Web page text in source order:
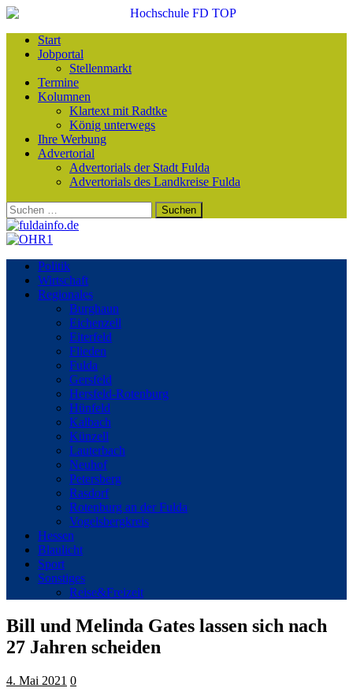
Start
Jobportal
Stellenmarkt
Termine
Kolumnen
Klartext mit Radtke
König unterwegs
Ihre Werbung
Advertorial
Advertorials der Stadt Fulda
Advertorials des Landkreise Fulda
Suchen
nach:
Politik
Wirtschaft
Regionales
Burghaun
Eichenzell
Eiterfeld
Flieden
Fulda
Gersfeld
Hersfeld-Rotenburg
Hünfeld
Kalbach
Künzell
Lauterbach
Neuhof
Petersberg
Rasdorf
Rotenburg an der Fulda
Vogelsbergkreis
Hessen
Blaulicht
Sport
Sonstiges
Reise&Freizeit
Bill und Melinda Gates lassen sich nach
27 Jahren scheiden
4. Mai 2021 0